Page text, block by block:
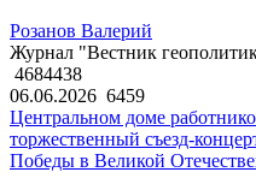
Розанов Валерий
Журнал "Вестник
4684438
06.06.2026 6459
Центральном доме
торжественный съезд-
Победы в Великой